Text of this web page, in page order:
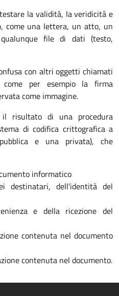
la validità, la veridicità e
come una lettera, un atto, un
file di dati (testo,
con altri oggetti chiamati
come per esempio la firma
come immagine.
risultato di una procedura
di codifica crittografica a
e una privata), che
informatico
destinatari, dell'identità del
e della ricezione del
contenuta nel documento
contenuta nel documento.